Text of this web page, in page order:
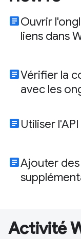
articleOuvrir
liens dans
articleVérifier la
avec les
article Utiliser
articleAjouter
Activité